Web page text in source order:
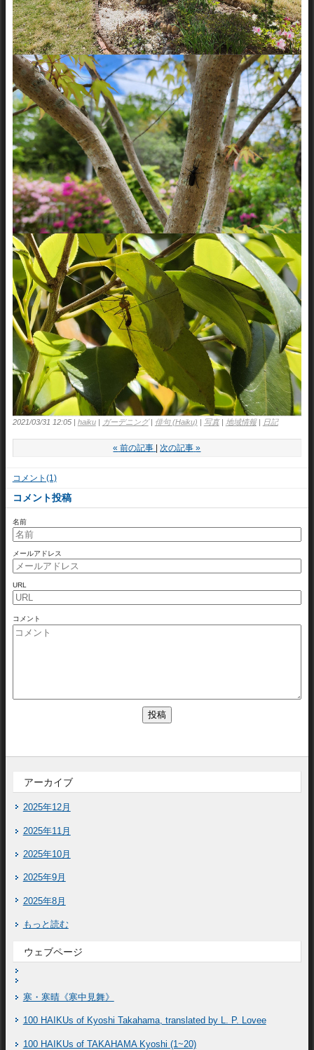
2021/03/31 12:05 haiku ガーデニング 俳句 (Haiku) 写真 地域情報 日記
« 前の記事 次の記事 »
コメント(1)
コメント投稿
名前
メールアドレス
URL
コメント
アーカイブ
2025年12月
2025年11月
2025年10月
2025年9月
2025年8月
もっと読む
ウェブページ
寒・寒晴《寒中見舞》
100 HAIKUs of Kyoshi Takahama, translated by L. P. Lovee
100 HAIKUs of TAKAHAMA Kyoshi (1~20)